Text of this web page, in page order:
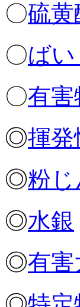
〇硫黄
〇ば
〇有害
◎揮発
◎粉じ
◎水銀
◎有害